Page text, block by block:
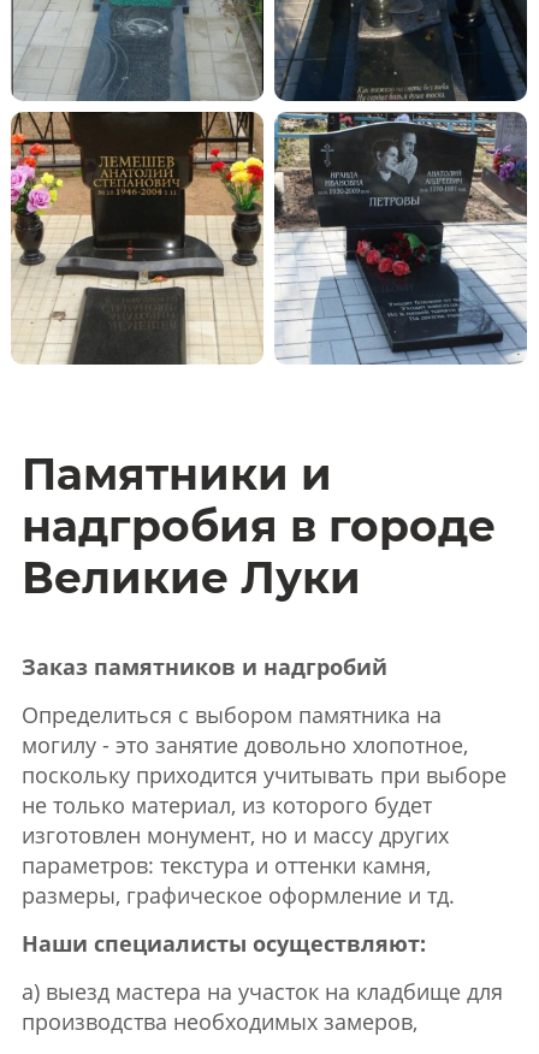
Памятники и
надгробия в городе
Великие Луки
Заказ памятников и надгробий
Определиться с выбором памятника на
могилу - это занятие довольно хлопотное,
поскольку приходится учитывать при выборе
не только материал, из которого будет
изготовлен монумент, но и массу других
параметров: текстура и оттенки камня,
размеры, графическое оформление и тд.
Наши специалисты осуществляют:
а) выезд мастера на участок на кладбище для
производства необходимых замеров,